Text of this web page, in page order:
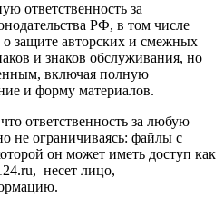
ответственность за
РФ, в том числе
о защите авторских и смежных
и знаков обслуживания, но
включая полную
и форму материалов.
ответственность за любую
не ограничиваясь: файлы с
он может иметь доступ как
, несет лицо,